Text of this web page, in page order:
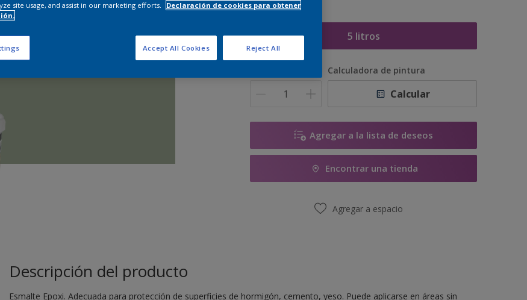
5 litros
Calculadora de pintura
Calcular
Agregar a la lista de deseos
Encontrar una tienda
Agregar a espacio
Descripción del producto
Esmalte Epoxi. Adecuada para protección de superficies de hormigón, cemento, yeso. Puede aplicarse en áreas sin
site usage, and assist in our marketing efforts.
Declaración de cookies para obtener
Reject All
Accept All Cookies